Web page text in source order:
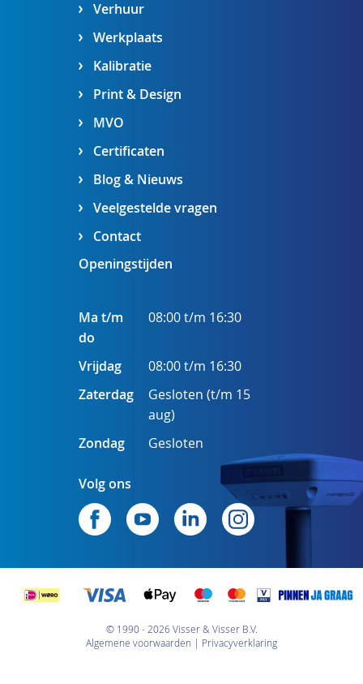
Verhuur
Werkplaats
Kalibratie
Print & Design
MVO
Certificaten
Blog & Nieuws
Veelgestelde vragen
Contact
Openingstijden
Ma t/m
do
08:00 t/m 16:30
Vrijdag
08:00 t/m 16:30
Zaterdag
Gesloten (t/m 15
aug)
Zondag
Gesloten
Volg ons
© 1990 - 2026 Visser & Visser B.V.
Algemene voorwaarden
Privacyverklaring